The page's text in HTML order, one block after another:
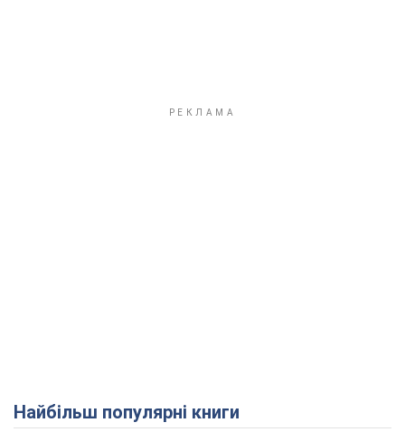
Найбільш популярні книги